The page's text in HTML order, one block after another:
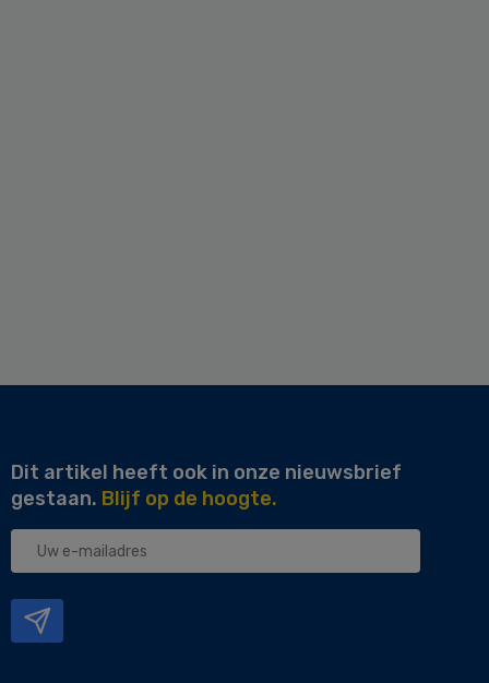
Dit artikel heeft ook in onze nieuwsbrief
gestaan. Blijf op de hoogte.
Uw